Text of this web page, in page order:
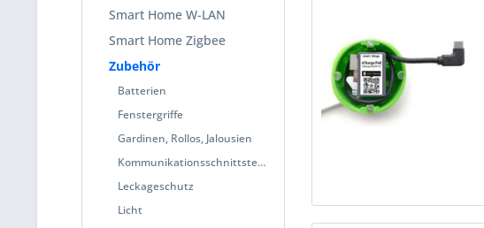
Smart Home W-LAN
Smart Home Zigbee
Zubehör
Batterien
Fenstergriffe
Gardinen, Rollos, Jalousien
Kommunikationsschnittstelle
Leckageschutz
Licht